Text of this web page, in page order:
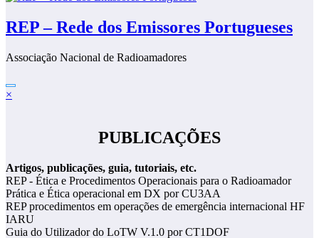
REP – Rede dos Emissores Portugueses
Associação Nacional de Radioamadores
×
PUBLICAÇÕES
Artigos, publicações, guia, tutoriais, etc.
REP - Ética e Procedimentos Operacionais para o Radioamador
Prática e Ética operacional em DX por CU3AA
REP procedimentos em operações de emergência internacional HF
IARU
Guia do Utilizador do LoTW V.1.0 por CT1DOF